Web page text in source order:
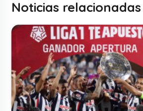
Noticias relacionadas